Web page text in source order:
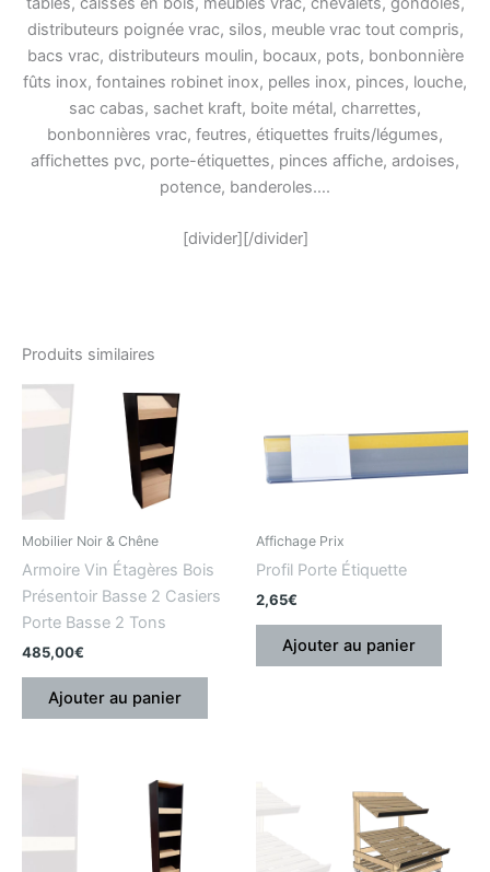
distributeurs poignée vrac, silos, meuble vrac tout compris,
bacs vrac, distributeurs moulin, bocaux, pots, bonbonnière
fûts inox, fontaines robinet inox, pelles inox, pinces, louche,
sac cabas, sachet kraft, boite métal, charrettes,
bonbonnières vrac, feutres, étiquettes fruits/légumes,
affichettes pvc, porte-étiquettes, pinces affiche, ardoises,
potence, banderoles….
[divider][/divider]
Produits similaires
Mobilier Noir & Chêne
Armoire Vin Étagères Bois
Présentoir Basse 2 Casiers
Porte Basse 2 Tons
485,00€
Ajouter au panier
Affichage Prix
Profil Porte Étiquette
2,65€
Ajouter au panier